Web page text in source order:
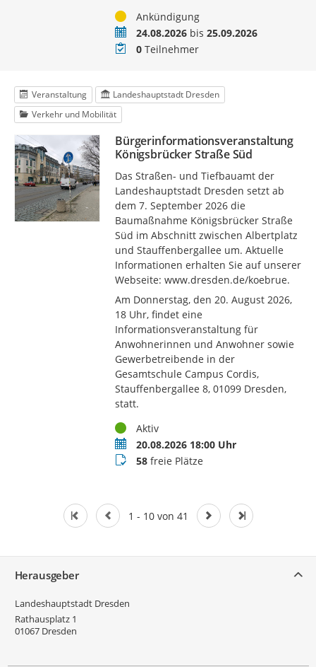
StatusAnkündigung
Zeitraum24.08.2026bis 25.09.2026
Teilnehmer
0Teilnehmer
Veranstaltung
Landeshauptstadt Dresden
Verkehr und Mobilität
Bürgerinformationsveranstaltung
Königsbrücker Straße Süd
Das Straßen- und Tiefbauamt der
Landeshauptstadt Dresden setzt ab
dem 7. September 2026 die
Baumaßnahme Königsbrücker Straße
Süd im Abschnitt zwischen Albertplatz
und Stauffenbergallee um. Aktuelle
Informationen erhalten Sie auf unserer
Webseite: www.dresden.de/koebrue.
Am Donnerstag, den 20. August 2026,
18 Uhr, findet eine
Informationsveranstaltung für
Anwohnerinnen und Anwohner sowie
Gewerbetreibende in der
Gesamtschule Campus Cordis,
Stauffenbergallee 8, 01099 Dresden,
statt.
StatusAktiv
Termin20.08.2026 18:00 Uhr
Buchungsstatus
58freie Plätze
1 - 10 von 41
Herausgeber
Landeshauptstadt Dresden
Rathausplatz 1
01067 Dresden